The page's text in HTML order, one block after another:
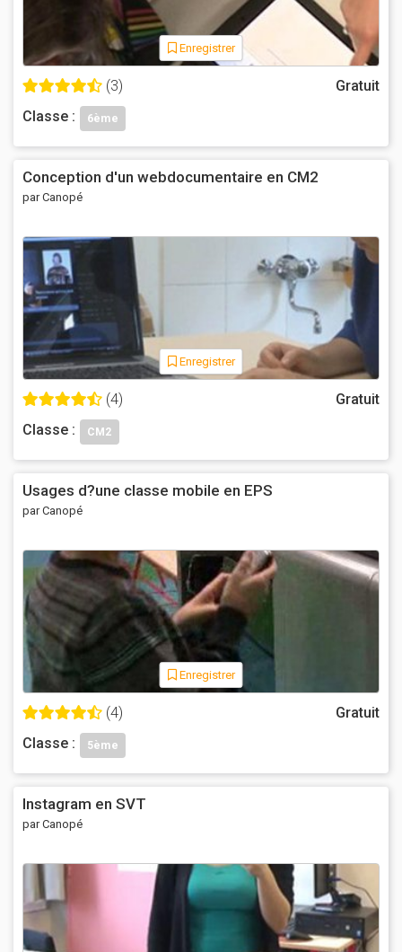
Enregistrer
(3)
Gratuit
Classe :
6ème
Conception d'un webdocumentaire en CM2
par Canopé
Enregistrer
(4)
Gratuit
Classe :
CM2
Usages d?une classe mobile en EPS
par Canopé
Enregistrer
(4)
Gratuit
Classe :
5ème
Instagram en SVT
par Canopé